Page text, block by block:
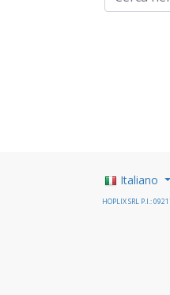
Italiano
HOPLIX SRL P.I.: